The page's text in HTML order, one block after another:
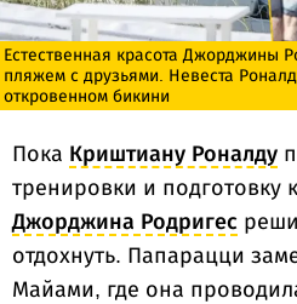
Естественная красота Джорджины
пляжем с друзьями. Невеста
откровенном бикини
Пока Криштиану Роналду
тренировки и подготовку
Джорджина Родригес
отдохнуть. Папарацци
Майами, где она